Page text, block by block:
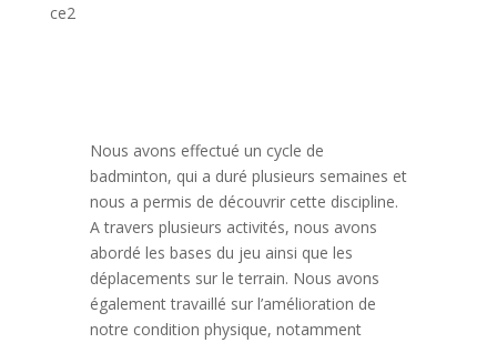
ce2
Nous avons effectué un cycle de
badminton, qui a duré plusieurs semaines et
nous a permis de découvrir cette discipline.
A travers plusieurs activités, nous avons
abordé les bases du jeu ainsi que les
déplacements sur le terrain. Nous avons
également travaillé sur l’amélioration de
notre condition physique, notamment